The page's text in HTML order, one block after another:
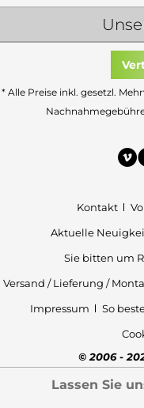
* Alle Preise inkl. gesetzl.
Kontakt
Aktuelle
Sie bitten um
Versand / Lieferung /
Impressum
So
© 2006 -
Lassen Sie